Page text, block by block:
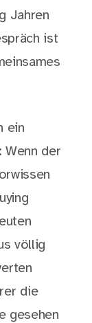
Jahren
ist
ein
der
völlig
die
gesehen